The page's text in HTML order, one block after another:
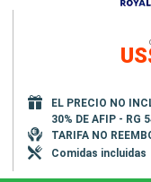
EL PRECIO NO
30% DE AFIP - RG
TARIFA NO
Comidas incluidas